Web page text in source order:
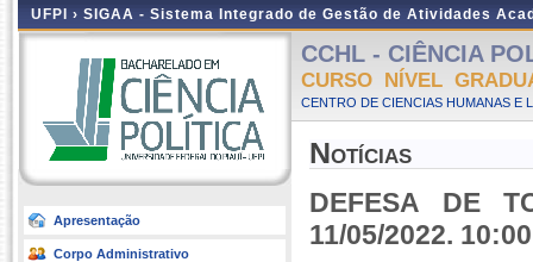
UFPI › SIGAA - Sistema Integrado de Gestão de Atividades
Apresentação
Corpo Administrativo
CCHL - CIÊNCIA
CURSO NÍVEL
CENTRO DE CIENCIAS HUMANAS E
Notícias
DEFESA DE
11/05/2022.